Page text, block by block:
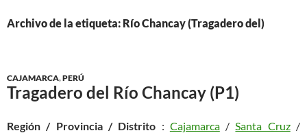
Archivo de la etiqueta: Río Chancay (Tragadero del)
CAJAMARCA,PERÚ
Tragadero del Río Chancay (P1)
Región / Provincia / Distrito : Cajamarca/Santa Cruz/